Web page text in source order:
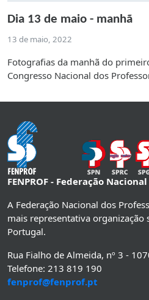
Dia 13 de maio - manhã
13 de maio, 2022
Fotografias da manhã do
Congresso Nacional dos
FENPROF - Federação
A Federação Nacional dos
mais representativa organização
Portugal.
Rua Fialho de Almeida, nº 3 -
Telefone: 213 819 190
fenprof@fenprof.pt